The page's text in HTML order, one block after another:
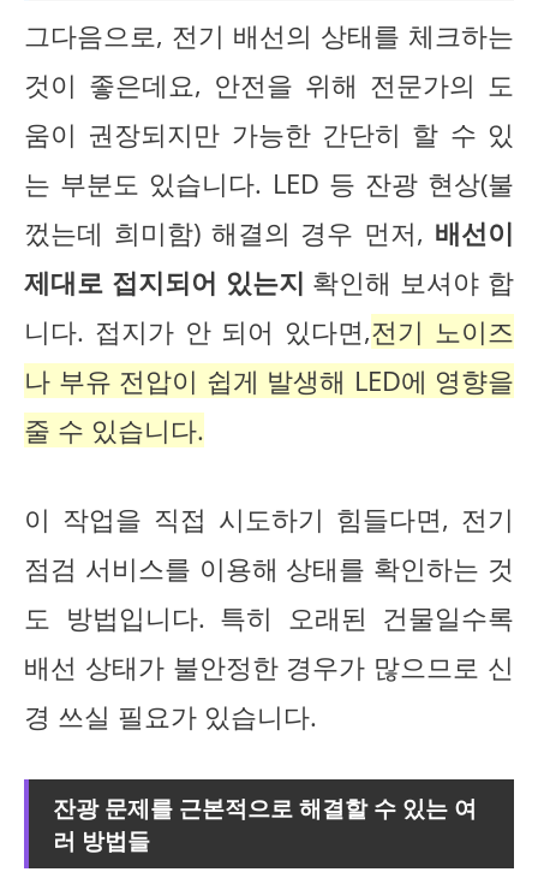
그다음으로, 전기 배선의 상태를 체크하는
것이 좋은데요, 안전을 위해 전문가의 도
움이 권장되지만 가능한 간단히 할 수 있
는 부분도 있습니다. LED 등 잔광 현상(불
껐는데 희미함) 해결의 경우 먼저, 배선이
제대로 접지되어 있는지 확인해 보셔야 합
니다. 접지가 안 되어 있다면,전기 노이즈
나 부유 전압이 쉽게 발생해 LED에 영향을
줄 수 있습니다.
이 작업을 직접 시도하기 힘들다면, 전기
점검 서비스를 이용해 상태를 확인하는 것
도 방법입니다. 특히 오래된 건물일수록
배선 상태가 불안정한 경우가 많으므로 신
경 쓰실 필요가 있습니다.
잔광 문제를 근본적으로 해결할 수 있는 여
러 방법들